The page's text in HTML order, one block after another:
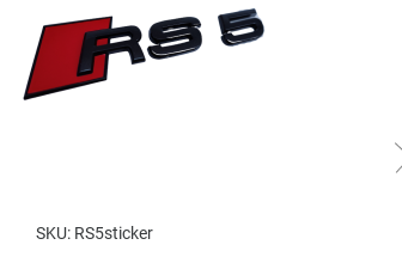
SKU: RS5sticker